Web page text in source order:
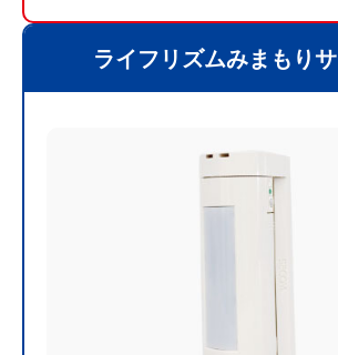
ライフリズムみまもり